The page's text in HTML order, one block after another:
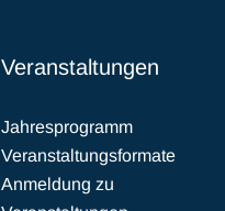
Veranstaltungen
Jahresprogramm
Veranstaltungsformate
Anmeldung zu